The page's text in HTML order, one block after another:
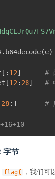
. b64decode(e)
[ : 12]
#
[12 : 28]
#
[28: ] #
字节
flag{
，我们可